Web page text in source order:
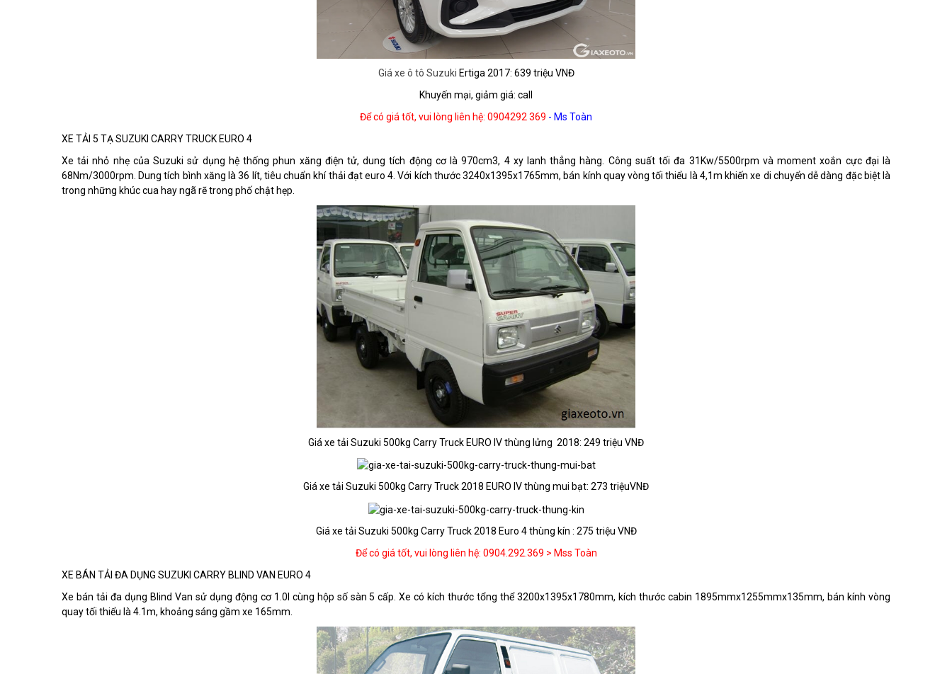
Giá xe ô tô Suzuki Ertiga 2017: 639 triệu VNĐ
Khuyến mại, giảm giá: call
Để có giá tốt, vui lòng liên hệ: 0904292 369 - Ms Toàn
XE TẢI 5 TẠ SUZUKI CARRY TRUCK EURO 4
Xe tải nhỏ nhẹ của Suzuki sử dụng hệ thống phun xăng điện tử, dung tích động cơ là 970cm3, 4 xy lanh thẳng hàng. Công suất tối đa 31Kw/5500rpm và moment xoắn cực đại là
68Nm/3000rpm. Dung tích bình xăng là 36 lít, tiêu chuẩn khí thải đạt euro 4. Với kích thước 3240x1395x1765mm, bán kính quay vòng tối thiểu là 4,1m khiến xe di chuyển dễ dàng đặc biệt là
trong những khúc cua hay ngã rẽ trong phố chật hẹp.
Giá xe tải Suzuki 500kg Carry Truck EURO IV thùng lửng 2018: 249 triệu VNĐ
Giá xe tải Suzuki 500kg Carry Truck 2018 EURO IV thùng mui bạt: 273 triệuVNĐ
Giá xe tải Suzuki 500kg Carry Truck 2018 Euro 4 thùng kín : 275 triệu VNĐ
Để có giá tốt, vui lòng liên hệ: 0904.292.369 > Mss Toàn
XE BÁN TẢI ĐA DỤNG SUZUKI CARRY BLIND VAN EURO 4
Xe bán tải đa dụng Blind Van sử dụng động cơ 1.0l cùng hộp số sàn 5 cấp. Xe có kích thước tổng thể 3200x1395x1780mm, kích thước cabin 1895mmx1255mmx135mm, bán kính vòng
quay tối thiểu là 4.1m, khoảng sáng gầm xe 165mm.